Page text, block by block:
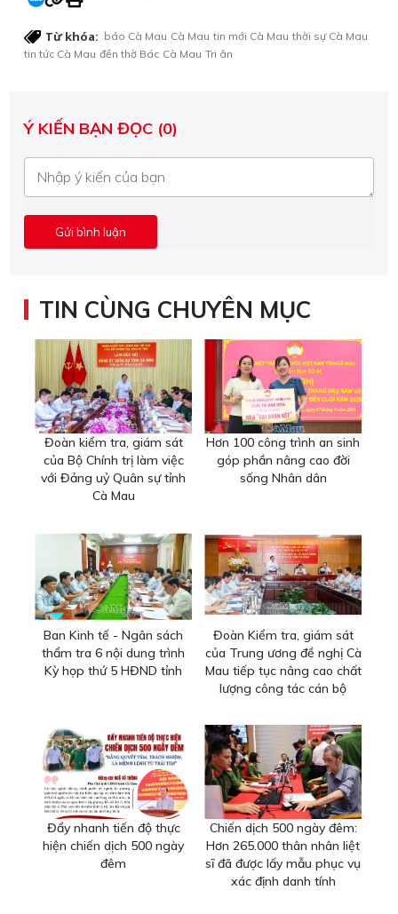
Từ khóa: báo Cà Mau Cà Mau tin mới Cà Mau thời sự Cà Mau
tin tức Cà Mau đền thờ Bác Cà Mau Tri ân
Ý KIẾN BẠN ĐỌC (0)
TIN CÙNG CHUYÊN MỤC
Đoàn kiểm tra, giám sát
của Bộ Chính trị làm việc
với Đảng uỷ Quân sự tỉnh
Cà Mau
Hơn 100 công trình an sinh
góp phần nâng cao đời
sống Nhân dân
Ban Kinh tế - Ngân sách
thẩm tra 6 nội dung trình
Kỳ họp thứ 5 HĐND tỉnh
Đoàn Kiểm tra, giám sát
của Trung ương đề nghị Cà
Mau tiếp tục nâng cao chất
lượng công tác cán bộ
Đẩy nhanh tiến độ thực
hiện chiến dịch 500 ngày
đêm
Chiến dịch 500 ngày đêm:
Hơn 265.000 thân nhân liệt
sĩ đã được lấy mẫu phục vụ
xác định danh tính